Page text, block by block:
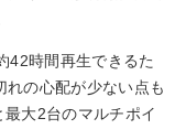
42時間再生できるた
の心配が少ない点も
大2台のマルチポイ